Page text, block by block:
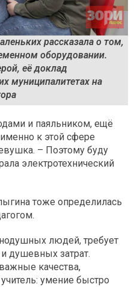
рассказала о том,
оборудовании.
её доклад
муниципалитетах на
и паяльником, ещё
к этой сфере
– Поэтому буду
электротехнический
тоже определилась
людей, требует
душевных затрат.
качества,
умение быстро